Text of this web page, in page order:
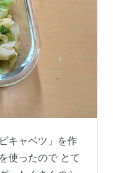
キャベツ」を作
使ったので とて